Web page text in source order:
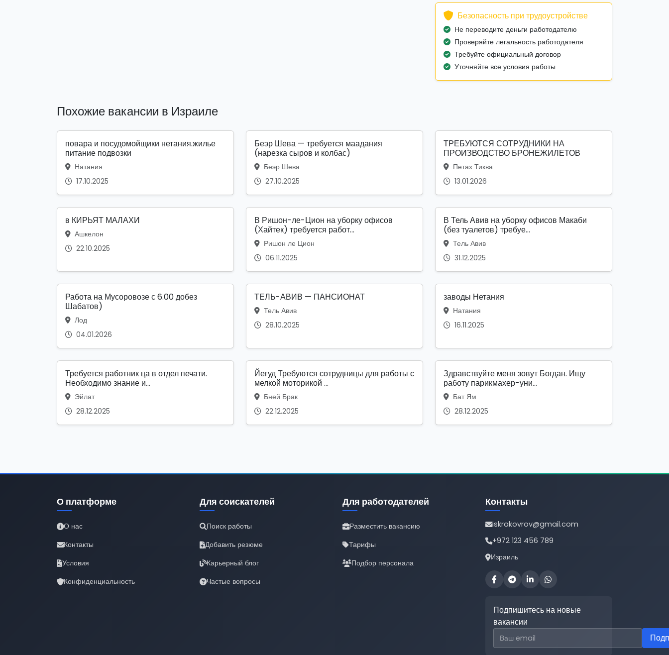
Безопасность при трудоустройстве
Не переводите деньги работодателю
Проверяйте легальность работодателя
Требуйте официальный договор
Уточняйте все условия работы
Похожие вакансии в Израиле
повара и посудомойщики нетания.жилье
питание подвозки
Натания
17.10.2025
Беэр Шева — требуется маадания
(нарезка сыров и колбас)
Беэр Шева
27.10.2025
ТРЕБУЮТСЯ СОТРУДНИКИ НА
ПРОИЗВОДСТВО БРОНЕЖИЛЕТОВ
Петах Тиква
13.01.2026
в КИРЬЯТ МАЛАХИ
Ашкелон
22.10.2025
В Ришон-ле-Цион на уборку офисов
(Хайтек) требуется работ...
Ришон ле Цион
06.11.2025
В Тель Авив на уборку офисов Макаби
(без туалетов) требуе...
Тель Авив
31.12.2025
Работа на Мусоровозе с 6.00 добез
Шабатов)
Лод
04.01.2026
ТЕЛЬ-АВИВ — ПАНСИОНАТ
Тель Авив
28.10.2025
заводы Нетания
Натания
16.11.2025
Требуется работник ца в отдел печати.
Необходимо знание и...
Эйлат
28.12.2025
Йегуд Требуются сотрудницы для работы с
мелкой моторикой ...
Бней Брак
22.12.2025
Здравствуйте меня зовут Богдан. Ищу
работу парикмахер-уни...
Бат Ям
28.12.2025
О платформе
О нас
Контакты
Условия
Конфиденциальность
Для соискателей
Поиск работы
Добавить резюме
Карьерный блог
Частые вопросы
Для работодателей
Разместить вакансию
Тарифы
Подбор персонала
Контакты
iskrakovrov@gmail.com
+972 123 456 789
Израиль
Подпишитесь на новые
вакансии
Email для подписки